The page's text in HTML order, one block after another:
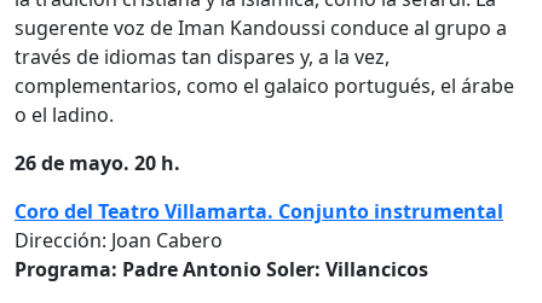
sugerente voz de Iman Kandoussi conduce al grupo a
través de idiomas tan dispares y, a la vez,
complementarios, como el galaico portugués, el árabe
o el ladino.
26 de mayo. 20 h.
Coro del Teatro Villamarta. Conjunto instrumental
Dirección: Joan Cabero
Programa: Padre Antonio Soler: Villancicos